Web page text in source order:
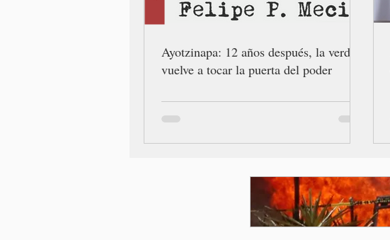
Ayotzinapa: 12 años después, la verdad
vuelve a tocar la puerta del poder